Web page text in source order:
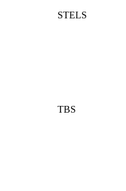
STELS
TBS